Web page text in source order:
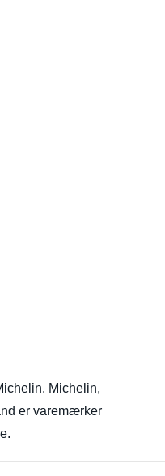
Michelin,
er varemærker